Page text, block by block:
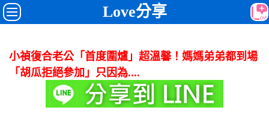
Love分享
小禎復合老公「首度圍爐」超溫馨！媽媽弟弟都到場
「胡瓜拒絕參加」只因為....